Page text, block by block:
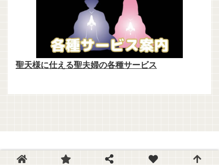
聖天様に仕える聖夫婦の各種サービス
© 2016 聖天様ブログ.